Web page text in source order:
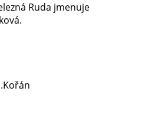
Ruda jmenuje